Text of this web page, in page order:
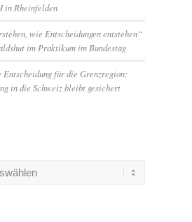
in Rheinfelden
wie Entscheidungen entstehen“
im Praktikum im Bundestag
Entscheidung für die Grenzregion:
in die Schweiz bleibt gesichert